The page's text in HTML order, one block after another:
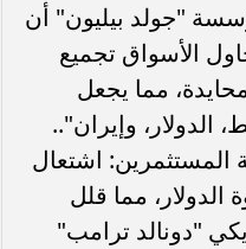
مؤسسة "جولد بيليون" أن
الـ 4,700 دولار، حيث تحاول الأسواق تجميع
مما يجعل
الدولار، وإيران"..
​اشتعال
عززت من قوة الدولار، مما قلل
"دونالد ترامب"